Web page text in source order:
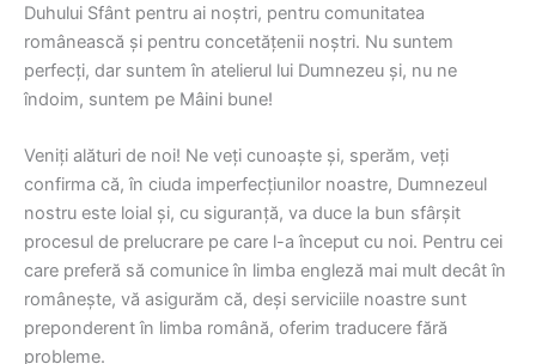
Duhului Sfânt pentru ai noștri, pentru comunitatea
românească și pentru concetățenii noștri. Nu suntem
perfecți, dar suntem în atelierul lui Dumnezeu și, nu ne
îndoim, suntem pe Mâini bune!
Veniți alături de noi! Ne veți cunoaște și, sperăm, veți
confirma că, în ciuda imperfecțiunilor noastre, Dumnezeul
nostru este loial și, cu siguranță, va duce la bun sfârșit
procesul de prelucrare pe care l-a început cu noi. Pentru cei
care preferă să comunice în limba engleză mai mult decât în
românește, vă asigurăm că, deși serviciile noastre sunt
preponderent în limba română, oferim traducere fără
probleme.